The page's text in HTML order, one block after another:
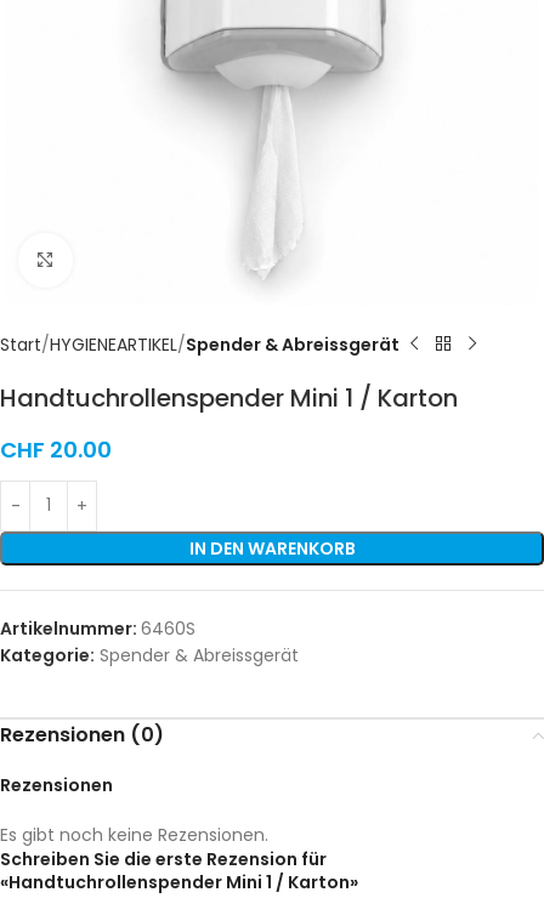
Start HYGIENEARTIKEL Spender & Abreissgerät
Handtuchrollenspender Mini 1 / Karton
CHF 20.00
IN DEN WARENKORB
Artikelnummer: 6460S
Kategorie: Spender & Abreissgerät
Rezensionen (0)
Rezensionen
Es gibt noch keine Rezensionen.
Schreiben Sie die erste Rezension für
«Handtuchrollenspender Mini 1 / Karton»